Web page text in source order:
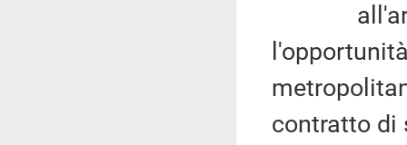
contratto di